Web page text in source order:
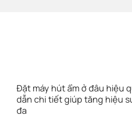
Đặt máy hút ẩm ở đâu hiệu
dẫn chi tiết giúp tăng hiệu
đa